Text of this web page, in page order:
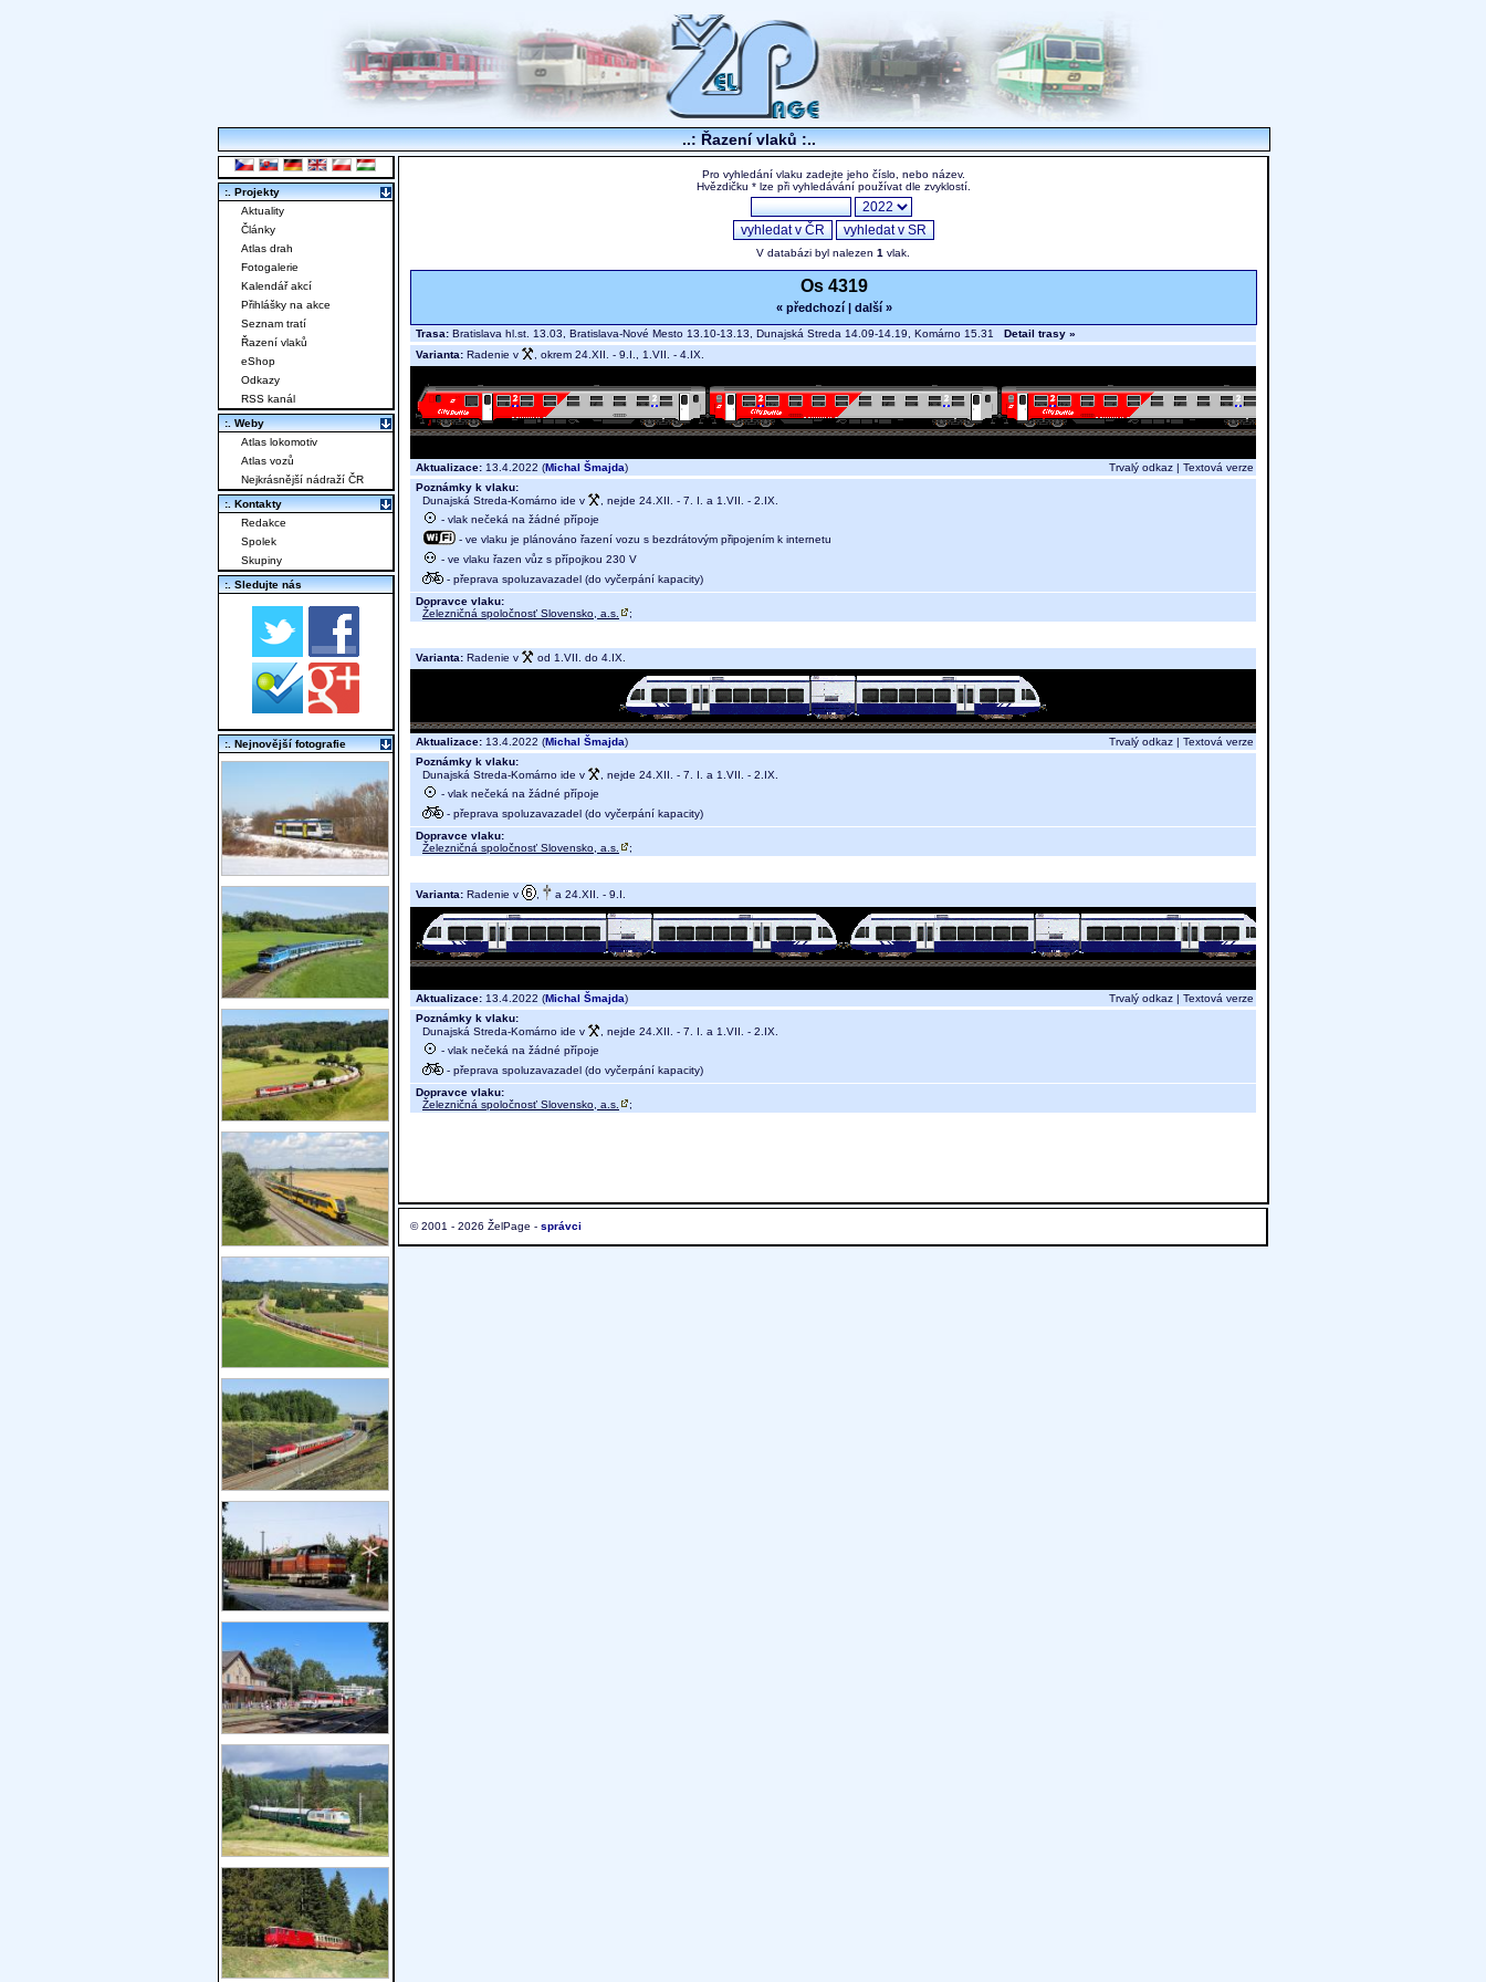
..: Řazení vlaků :..
Pro vyhledání vlaku zadejte jeho číslo, nebo název.
Hvězdičku * lze při vyhledávání používat dle zvyklostí.
V databázi byl nalezen 1 vlak.
Os 4319
« předchozí| další »
Trasa: Bratislava hl.st. 13.03, Bratislava-Nové Mesto 13.10-13.13, Dunajská Streda 14.09-14.19, Komárno 15.31 Detail trasy »
Varianta: Radenie v , okrem 24.XII. - 9.I., 1.VII. - 4.IX.
Aktualizace: 13.4.2022 (Michal Šmajda) Trvalý odkaz | Textová verze
Poznámky k vlaku:
Dunajská Streda-Komárno ide v
, nejde 24.XII. - 7. I. a 1.VII. - 2.IX.
- vlak nečeká na žádné přípoje
- ve vlaku je plánováno řazení vozu s bezdrátovým připojením k internetu
- ve vlaku řazen vůz s přípojkou 230 V
- přeprava spoluzavazadel (do vyčerpání kapacity)
Dopravce vlaku:
Železničná spoločnosť Slovensko, a.s.
;
Varianta: Radenie v od 1.VII. do 4.IX.
Aktualizace: 13.4.2022 (Michal Šmajda) Trvalý odkaz | Textová verze
Poznámky k vlaku:
Dunajská Streda-Komárno ide v
, nejde 24.XII. - 7. I. a 1.VII. - 2.IX.
- vlak nečeká na žádné přípoje
- přeprava spoluzavazadel (do vyčerpání kapacity)
Dopravce vlaku:
Železničná spoločnosť Slovensko, a.s.
;
Varianta: Radenie v a 24.XII. - 9.I.
Aktualizace: 13.4.2022 (Michal Šmajda) Trvalý odkaz | Textová verze
Poznámky k vlaku:
Dunajská Streda-Komárno ide v
, nejde 24.XII. - 7. I. a 1.VII. - 2.IX.
- vlak nečeká na žádné přípoje
- přeprava spoluzavazadel (do vyčerpání kapacity)
Dopravce vlaku:
Železničná spoločnosť Slovensko, a.s.
;
© 2001 - 2026 ŽelPage - správci
:. Projekty
Aktuality
Články
Atlas drah
Fotogalerie
Kalendář akcí
Přihlášky na akce
Seznam tratí
Řazení vlaků
eShop
Odkazy
RSS kanál
:. Weby
Atlas lokomotiv
Atlas vozů
Nejkrásnější nádraží ČR
:. Kontakty
Redakce
Spolek
Skupiny
:. Sledujte nás
:. Nejnovější fotografie